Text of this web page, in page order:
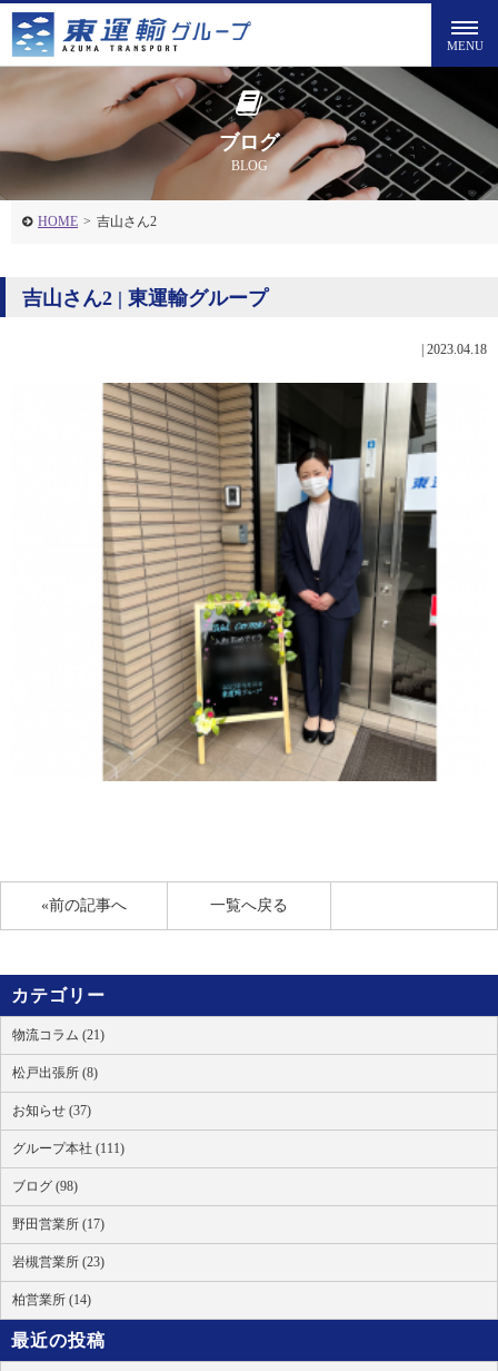
ブログ
BLOG
HOME > 吉山さん2
吉山さん2 | 東運輸グループ
2023.04.18
«前の記事へ 一覧へ戻る
カテゴリー
物流コラム (21)
松戸出張所 (8)
お知らせ (37)
グループ本社 (111)
ブログ (98)
野田営業所 (17)
岩槻営業所 (23)
柏営業所 (14)
最近の投稿